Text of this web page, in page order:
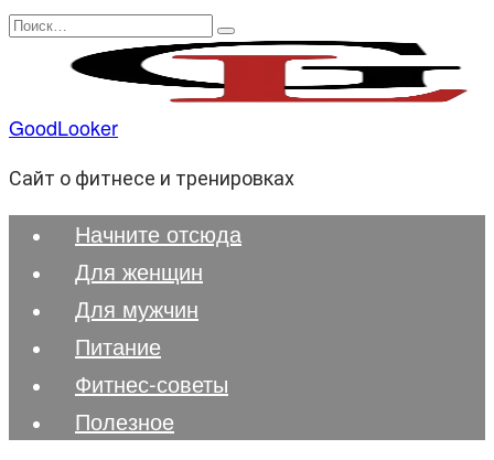
Перейти
содержанию
Search
GoodLooker
Сайт о фитнесе и тренировках
Начните отсюда
Для женщин
Для мужчин
Питание
Фитнес-советы
Полезноe